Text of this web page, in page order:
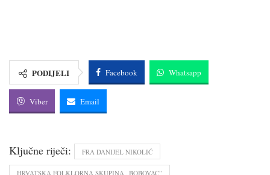
PODIJELI Facebook Whatsapp
Viber Email
Ključne riječi: FRA DANIJEL NIKOLIĆ
HRVATSKA FOLKLORNA SKUPINA „BOBOVAC”